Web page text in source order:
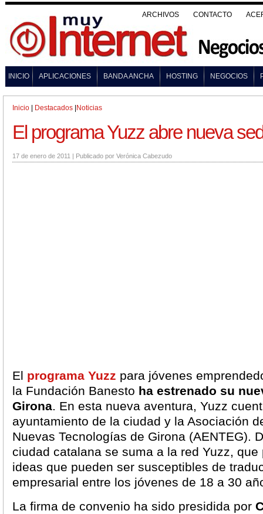
ARCHIVOS CONTACTO
INICIO APLICACIONES BANDA ANCHA HOSTING NEGOCIOS
Inicio Destacados Noticias
El programa Yuzz abre nueva
17 de enero de 2011 | Publicado por Verónica Cabezudo
El programa Yuzz para jóvenes
la Fundación Banesto ha estrenado su
Girona. En esta nueva aventura, Yuzz
ayuntamiento de la ciudad y la Asociación
Nuevas Tecnologías de Girona (AENTEG).
ciudad catalana se suma a la red Yuzz,
ideas que pueden ser susceptibles de
empresarial entre los jóvenes de 18 a 30
La firma de convenio ha sido presidida por